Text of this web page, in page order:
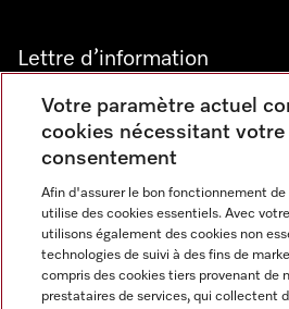
Lettre d’information
Langue
FRANCAIS
Votre paramètre actuel
cookies nécessitant votre
consentement
Afin d'assurer le bon fonctionnement
utilise des cookies essentiels. Avec
utilisons également des cookies non
technologies de suivi à des fins de
compris des cookies tiers provenant de
prestataires de services, qui collectent